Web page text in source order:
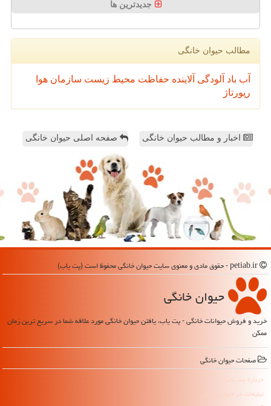
جدیدترین ها
مطالب حیوان خانگی
آب باد آلودگی آلاینده حفاظت محیط زیست سازمان هوا
رپورتاژ
اخبار و مطالب حیوان خانگی صفحه اصلی حیوان خانگی
حیوان خانگی
خرید و فروش حیوانات خانگی - پت یاب، یافتن حیوان خانگی مورد علاقه شما در سریع ترین زمان
ممکن
صفحات حیوان خانگی
درباره پت یاب
تبلیغات در حیوان خانگی